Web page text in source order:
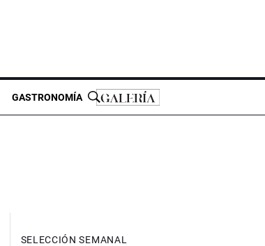
GASTRONOMÍA
SELECCIÓN SEMANAL